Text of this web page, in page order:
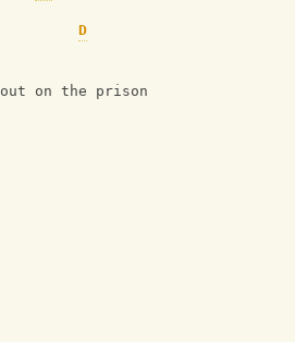
D
on the prison bus